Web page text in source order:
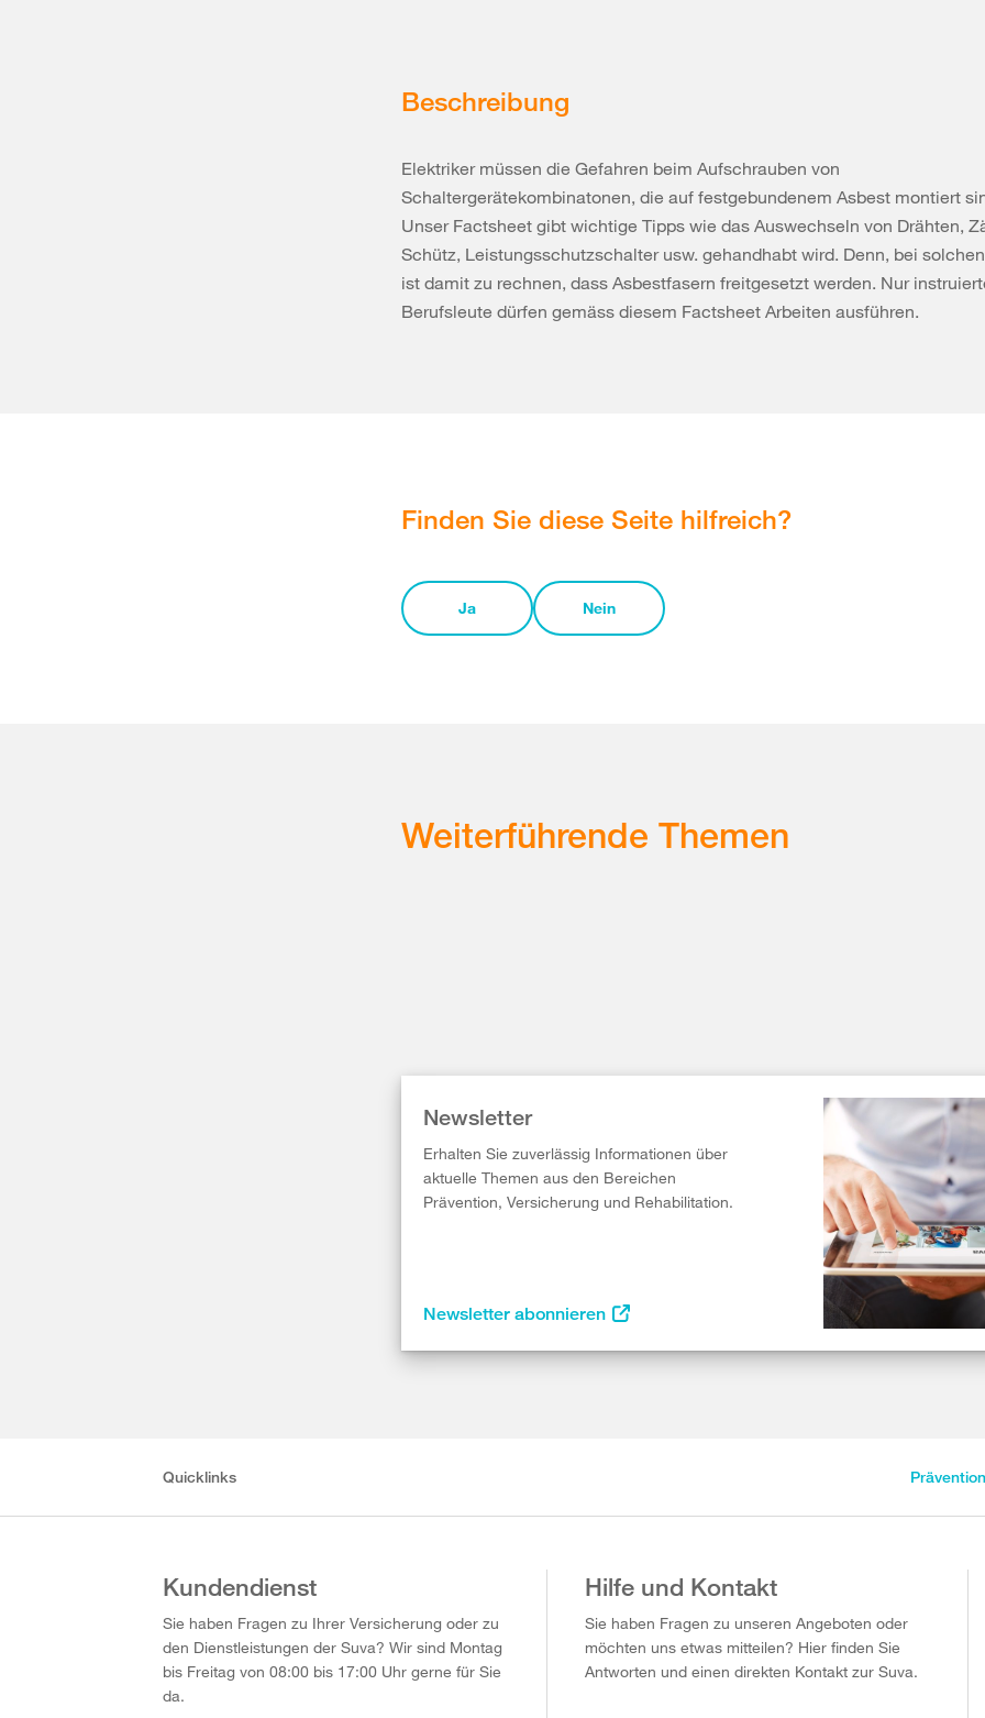
Beschreibung
Elektriker müssen die Gefahren beim Aufschrauben von
Schaltergerätekombinatonen, die auf festgebundenem Asbest montiert
Unser Factsheet gibt wichtige Tipps wie das Auswechseln von Drähten,
Schütz, Leistungsschutzschalter usw. gehandhabt wird. Denn, bei
ist damit zu rechnen, dass Asbestfasern freitgesetzt werden. Nur
Berufsleute dürfen gemäss diesem Factsheet Arbeiten ausführen.
Finden Sie diese Seite hilfreich?
Ja Nein
Weiterführende Themen
Newsletter
Erhalten Sie zuverlässig Informationen über
aktuelle Themen aus den Bereichen
Prävention, Versicherung und Rehabilitation.
Newsletter abonnieren
Quicklinks Prävention
Kundendienst
Sie haben Fragen zu Ihrer Versicherung oder zu
den Dienstleistungen der Suva? Wir sind Montag
bis Freitag von 08:00 bis 17:00 Uhr gerne für Sie
da.
Hilfe und Kontakt
Sie haben Fragen zu unseren Angeboten oder
möchten uns etwas mitteilen? Hier finden Sie
Antworten und einen direkten Kontakt zur Suva.